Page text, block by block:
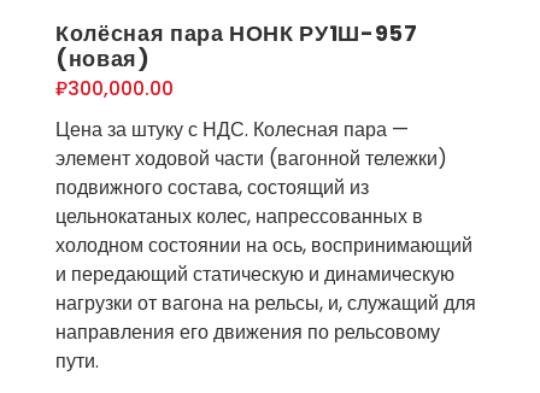
Колёсная пара НОНК РУ1Ш-957
(новая)
₽300,000.00
Цена за штуку с НДС. Колесная пара —
элемент ходовой части (вагонной тележки)
подвижного состава, состоящий из
цельнокатаных колес, напрессованных в
холодном состоянии на ось, воспринимающий
и передающий статическую и динамическую
нагрузки от вагона на рельсы, и, служащий для
направления его движения по рельсовому
пути.